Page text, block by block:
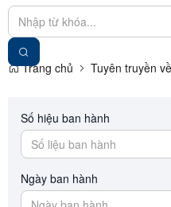
Trang chủ Tuyên truyền
Số hiệu ban hành
Ngày ban hành